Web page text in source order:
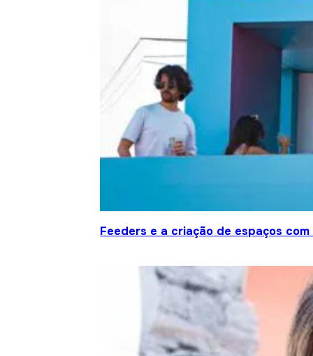
Feeders e a criação de espaços